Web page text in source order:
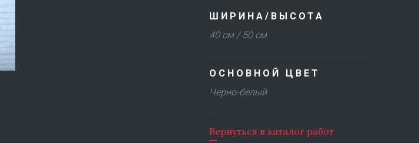
ШИРИНА/ВЫСОТА
40 см / 50 см
ОСНОВНОЙ ЦВЕТ
Черно-белый
Вернуться в каталог работ